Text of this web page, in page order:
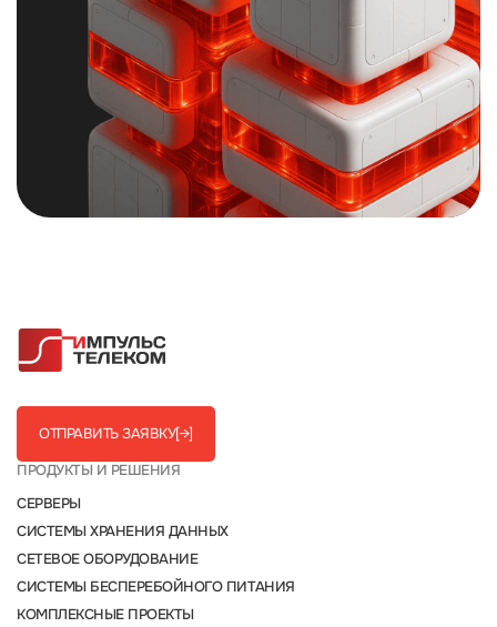
ОТПРАВИТЬ ЗАЯВКУ[→]
ПРОДУКТЫ И РЕШЕНИЯ
СЕРВЕРЫ
СИСТЕМЫ ХРАНЕНИЯ ДАННЫХ
СЕТЕВОЕ ОБОРУДОВАНИЕ
СИСТЕМЫ БЕСПЕРЕБОЙНОГО ПИТАНИЯ
КОМПЛЕКСНЫЕ ПРОЕКТЫ